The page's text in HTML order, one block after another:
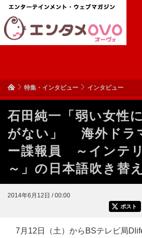
特集・インタビュー インタビュー
石田純一「弱い女性
がない」 海外ドラ
ー諜報員 ～インテ
～」の日本語吹き替
2014年6月12日 / 00:00
ポスト
7月12日（土）からBSテレビ局